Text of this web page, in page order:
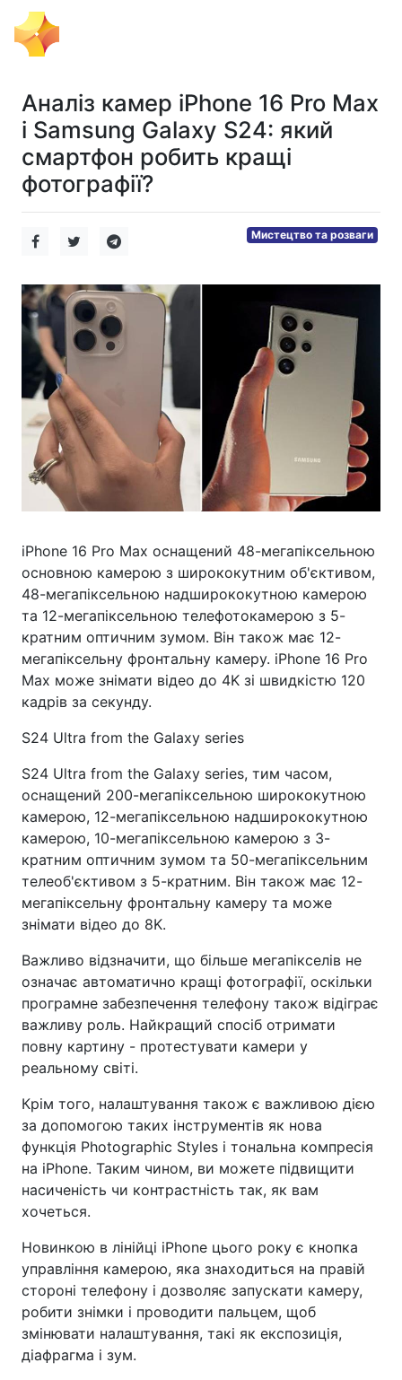
Аналіз камер iPhone 16 Pro Max
і Samsung Galaxy S24: який
смартфон робить кращі
фотографії?
Мистецтво та розваги
iPhone 16 Pro Max оснащений 48-мегапіксельною
основною камерою з ширококутним об'єктивом,
48-мегапіксельною надширококутною камерою
та 12-мегапіксельною телефотокамерою з 5-
кратним оптичним зумом. Він також має 12-
мегапіксельну фронтальну камеру. iPhone 16 Pro
Max може знімати відео до 4K зі швидкістю 120
кадрів за секунду.
S24 Ultra from the Galaxy series
S24 Ultra from the Galaxy series, тим часом,
оснащений 200-мегапіксельною ширококутною
камерою, 12-мегапіксельною надширококутною
камерою, 10-мегапіксельною камерою з 3-
кратним оптичним зумом та 50-мегапіксельним
телеоб'єктивом з 5-кратним. Він також має 12-
мегапіксельну фронтальну камеру та може
знімати відео до 8K.
Важливо відзначити, що більше мегапікселів не
означає автоматично кращі фотографії, оскільки
програмне забезпечення телефону також відіграє
важливу роль. Найкращий спосіб отримати
повну картину - протестувати камери у
реальному світі.
Крім того, налаштування також є важливою дією
за допомогою таких інструментів як нова
функція Photographic Styles і тональна компресія
на iPhone. Таким чином, ви можете підвищити
насиченість чи контрастність так, як вам
хочеться.
Новинкою в лінійці iPhone цього року є кнопка
управління камерою, яка знаходиться на правій
стороні телефону і дозволяє запускати камеру,
робити знімки і проводити пальцем, щоб
змінювати налаштування, такі як експозиція,
діафрагма і зум.